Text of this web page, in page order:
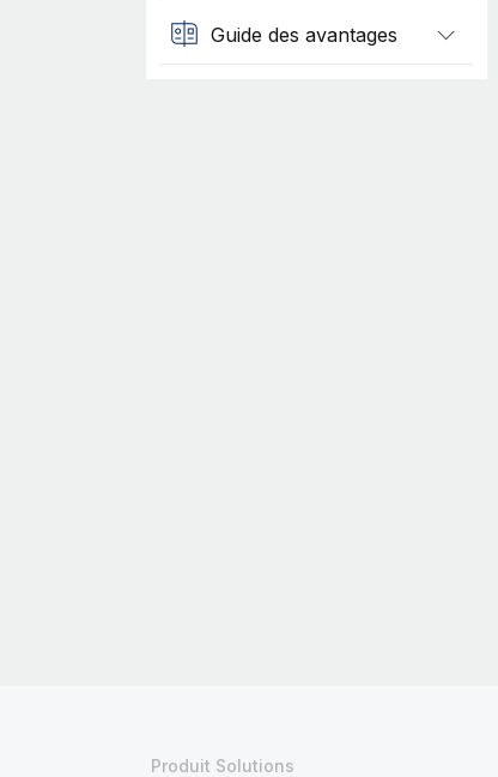
Guide des avantages
Produit Solutions